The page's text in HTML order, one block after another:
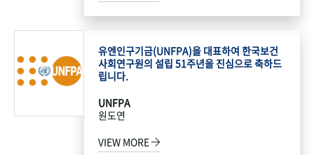
유엔인구기금(UNFPA)을 대표하여 한국보건
사회연구원의 설립 51주년을 진심으로 축하드
립니다.
UNFPA
원도연
VIEW MORE